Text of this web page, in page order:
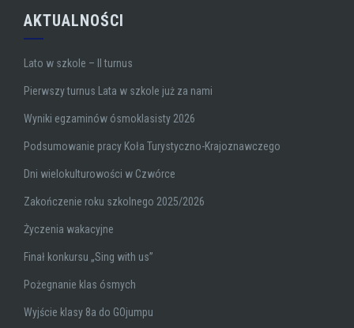
AKTUALNOŚCI
Lato w szkole – II turnus
Pierwszy turnus Lata w szkole już za nami
Wyniki egzaminów ósmoklasisty 2026
Podsumowanie pracy Koła Turystyczno-Krajoznawczego
Dni wielokulturowości w Czwórce
Zakończenie roku szkolnego 2025/2026
Życzenia wakacyjne
Finał konkursu „Sing with us”
Pożegnanie klas ósmych
Wyjście klasy 8a do GOjumpu